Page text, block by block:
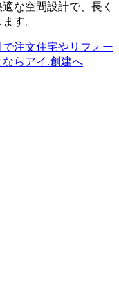
な空間設計で、長く
す。